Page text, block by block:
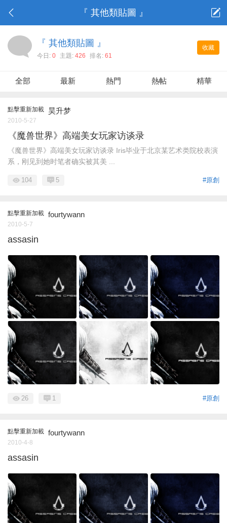
『 其他類貼圖 』
收藏
『 其他類貼圖 』
今日: 0 主題: 426 排名: 61
全部 最新 熱門 熱帖 精華
點擊重新加載 昊升梦
2010-5-27
《魔兽世界》高端美女玩家访谈录
《魔兽世界》高端美女玩家访谈录 Iris毕业于北京某艺术类院校表演
系，刚见到她时笔者确实被其美 ...
#原創
104 5
點擊重新加載 fourtywann
2010-5-7
assasin
#原創
26 1
點擊重新加載 fourtywann
2010-4-8
assasin